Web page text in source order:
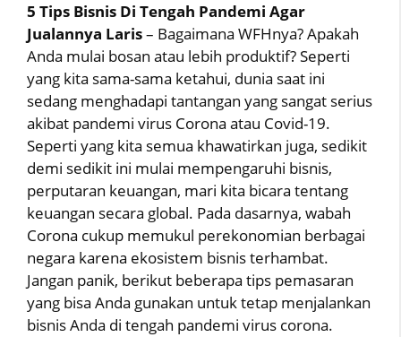
5 Tips Bisnis Di Tengah Pandemi Agar
Jualannya Laris– Bagaimana WFHnya? Apakah
Anda mulai bosan atau lebih produktif? Seperti
yang kita sama-sama ketahui, dunia saat ini
sedang menghadapi tantangan yang sangat serius
akibat pandemi virus Corona atau Covid-19.
Seperti yang kita semua khawatirkan juga, sedikit
demi sedikit ini mulai mempengaruhi bisnis,
perputaran keuangan, mari kita bicara tentang
keuangan secara global. Pada dasarnya, wabah
Corona cukup memukul perekonomian berbagai
negara karena ekosistem bisnis terhambat.
Jangan panik, berikut beberapa tips pemasaran
yang bisa Anda gunakan untuk tetap menjalankan
bisnis Anda di tengah pandemi virus corona.